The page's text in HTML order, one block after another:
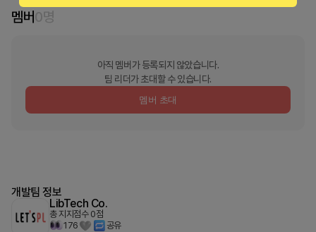
멤버0명
아직 멤버가 등록되지 않았습니다.
팀 리더가 초대할 수 있습니다.
멤버 초대
개발팀 정보
LibTech Co.
총 지지점수 0점
176
공유